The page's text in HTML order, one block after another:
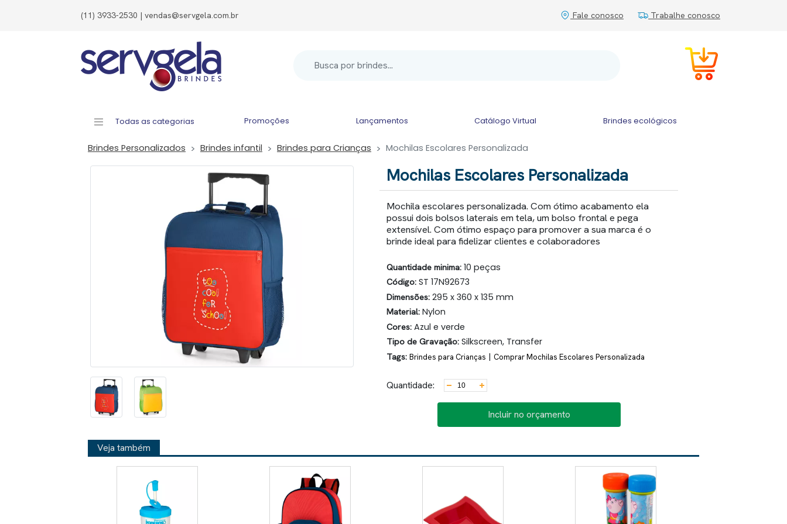
(11) 3933-2530 | vendas@servgela.com.br Fale conosco Trabalhe conosco
Todas as categorias Promoções Lançamentos Catálogo Virtual Brindes ecológicos
Brindes Personalizados Brindes infantil Brindes para Crianças Mochilas Escolares Personalizada
Mochilas Escolares Personalizada
Mochila escolares personalizada. Com ótimo acabamento ela
possui dois bolsos laterais em tela, um bolso frontal e pega
extensível. Com ótimo espaço para promover a sua marca é o
brinde ideal para fidelizar clientes e colaboradores
Quantidade minima: 10 peças
Código: ST 17N92673
Dimensões: 295 x 360 x 135 mm
Material: Nylon
Cores: Azul e verde
Tipo de Gravação: Silkscreen, Transfer
Tags: Brindes para Crianças | Comprar Mochilas Escolares Personalizada
Quantidade:
Incluir no orçamento
Veja também